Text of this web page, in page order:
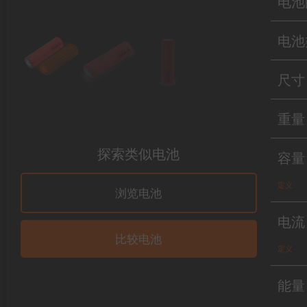
探索类似电池
浏览电池
比较电池
电
尺寸
重量
容量
定义
电流
定义
能量